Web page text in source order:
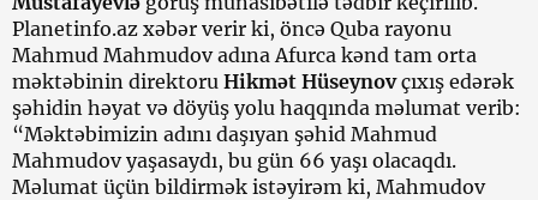
Planetinfo.az xəbər verir ki, öncə Quba rayonu
Mahmud Mahmudov adına Afurca kənd tam orta
məktəbinin direktoru Hikmət Hüseynovçıxış edərək
şəhidin həyat və döyüş yolu haqqında məlumat verib:
“Məktəbimizin adını daşıyan şəhid Mahmud
Mahmudov yaşasaydı, bu gün 66 yaşı olacaqdı.
Məlumat üçün bildirmək istəyirəm ki, Mahmudov